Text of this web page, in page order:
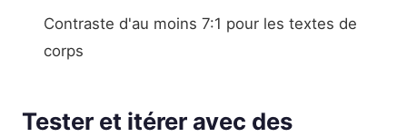
Contraste d'au moins 7:1 pour les textes de
corps
Tester et itérer avec des